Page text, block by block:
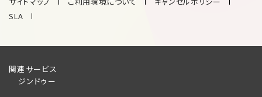
SLA
関連サービス
ジンドゥー